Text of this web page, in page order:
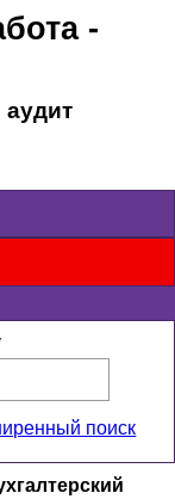
-
аудит
поиск